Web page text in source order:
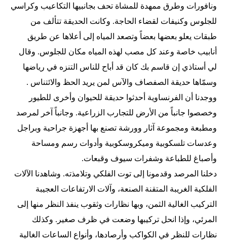
ونافورات وطرق ممهدة للمشاة تحف بجانبيها التكاعيب وكراسي
للجلوس وكنيفات لقضاء الحاجة. وكانت الحديقة تتألف من
طبقات يعلو بعضها بعضاً وتصعد المياه إلى أعلاها عن طريق
أنابيب خاصة وعند كل مصب لهذه المياه مكان للجلوس. وقال
لي أستاذي إن قاسم بك كان قد أباح للناس التنزه في رياضها
وسمّاها حديقة الصفصاف والآس لمن يريد الحظ والائتناس .
ووجدنا أن الفرنساوية أحدثوا حديقة للحيوان وأخرى للطيور
وخصصوا جانباً من الأرض للتجارب الزراعية. وجانباً آخر لمرصد
ومطبعة ومجموعة آثار وورشة تصنع بها أجهزة جراحية وبراجل
وعدسات تلسكوبية وميكروسكوبية وأدوات رسم ومساحة
وأصباغ للطباعة وشفرات سيوف وقبعات.
دخلنا المرصد وقدمونا إلى توت الفلكي وتلامذته. وشاهدنا الآلات
الفلكية الغريبة المتقنة الصنعة، وآلات الارتفاعات العجيبة
التركيب الغالية الثمن، وبها نظارات وثقوب ينفذ النظر منها إلى
المرئي، وإذا انحل تركيبها وضعت في ظرف صغير. وكذلك
نظارات للنظر في الكواكب وأرصادها، وأنواع الساعات الغالية